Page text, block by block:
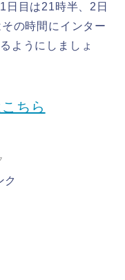
日目は21時半、2日
の時間にインター
ようにしましょ
ちら
ク